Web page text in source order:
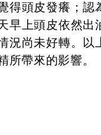
得頭皮發癢；認
早上頭皮依然出
況尚未好轉。以
所帶來的影響。